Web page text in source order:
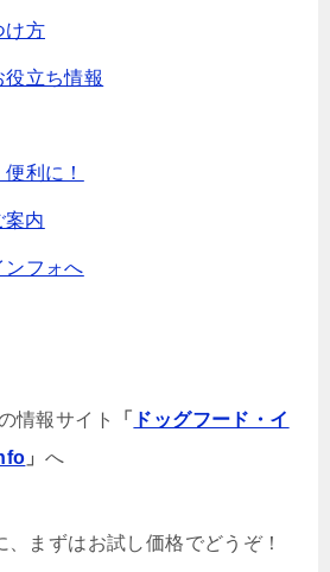
け方
立ち情報
利に！
案内
ンフォへ
情報サイト 「
ドッグフード・イ
」 へ
まずはお試し価格でどうぞ！